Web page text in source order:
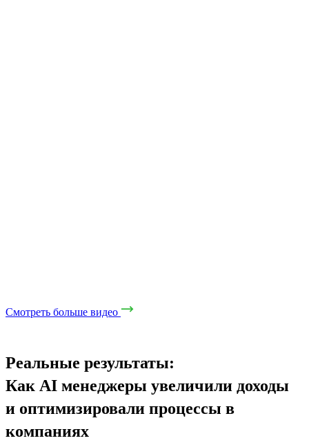
Смотреть больше видео
Реальные результаты:
Как AI менеджеры увеличили доходы
и оптимизировали процессы в
компаниях